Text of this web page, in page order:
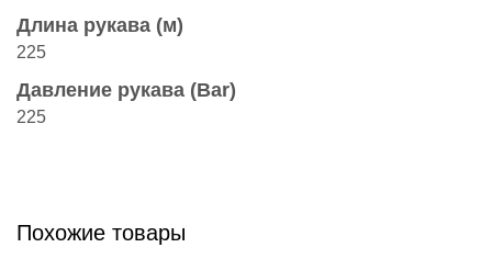
Длина рукава (м)
225
Давление рукава (Bar)
225
Похожие товары